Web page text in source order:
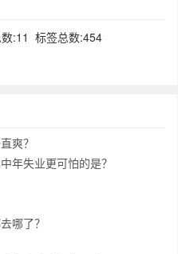
:11 标签总数:454
爽？
年失业更可怕的是？
哪了？